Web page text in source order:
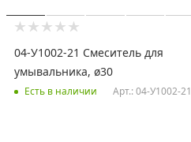
04-У1002-21 Смеситель для
умывальника, ø30
Есть в наличии Арт.: 04-У1002-21